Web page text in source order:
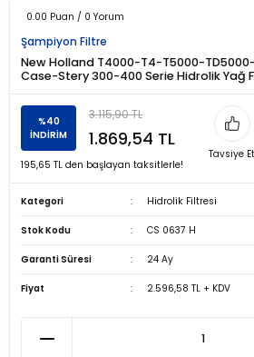
0.00 Puan / 0 Yorum
Şampiyon Filtre
New Holland T4000-T4-T5000-
Case-Stery 300-400 Serie Hidrolik Yağ
%40
İNDİRİM
3.115,90 TL
1.869,54 TL
195,65 TL den başlayan taksitlerle!
Tavsiye Et
Kategori Hidrolik Filtresi
Stok Kodu CS 0637 H
Garanti Süresi 24 Ay
Fiyat 2.596,58 TL + KDV